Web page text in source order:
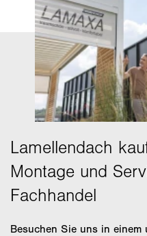
Besuchen Sie uns in einem